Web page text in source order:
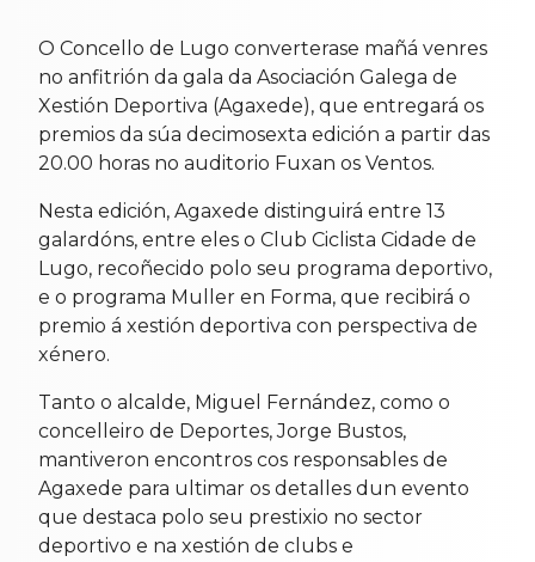
O Concello de Lugo converterase mañá venres
no anfitrión da gala da Asociación Galega de
Xestión Deportiva (Agaxede), que entregará os
premios da súa decimosexta edición a partir das
20.00 horas no auditorio Fuxan os Ventos.
Nesta edición, Agaxede distinguirá entre 13
galardóns, entre eles o Club Ciclista Cidade de
Lugo, recoñecido polo seu programa deportivo,
e o programa Muller en Forma, que recibirá o
premio á xestión deportiva con perspectiva de
xénero.
Tanto o alcalde, Miguel Fernández, como o
concelleiro de Deportes, Jorge Bustos,
mantiveron encontros cos responsables de
Agaxede para ultimar os detalles dun evento
que destaca polo seu prestixio no sector
deportivo e na xestión de clubs e